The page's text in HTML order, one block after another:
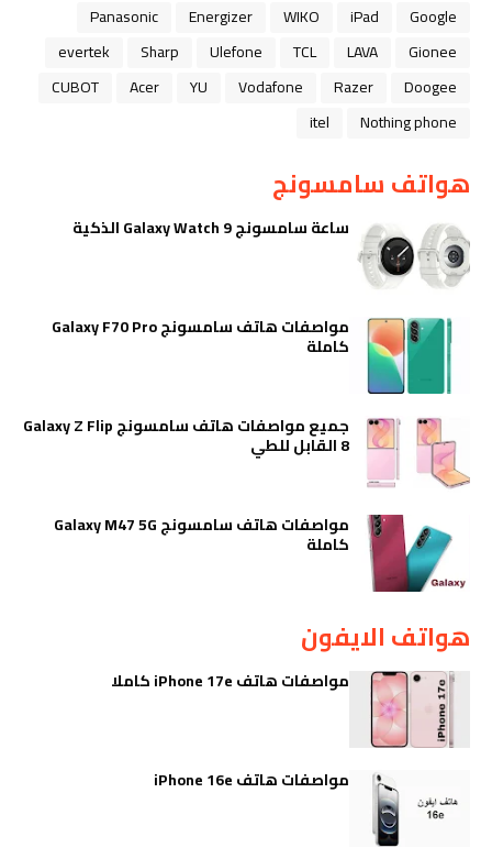
Google
iPad
WIKO
Energizer
Panasonic
Gionee
LAVA
TCL
Ulefone
Sharp
evertek
Doogee
Razer
Vodafone
YU
Acer
CUBOT
Nothing phone
itel
هواتف سامسونج
ساعة سامسونج Galaxy Watch 9 الذكية
مواصفات هاتف سامسونج Galaxy F70 Pro
كاملة
جميع مواصفات هاتف سامسونج Galaxy Z Flip
8 القابل للطي
مواصفات هاتف سامسونج Galaxy M47 5G
كاملة
هواتف الايفون
مواصفات هاتف iPhone 17e كاملا
مواصفات هاتف iPhone 16e